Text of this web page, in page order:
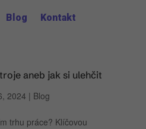
Blog Kontakt
aneb jak si ulehčit
2024 | Blog
trhu práce? Klíčovou